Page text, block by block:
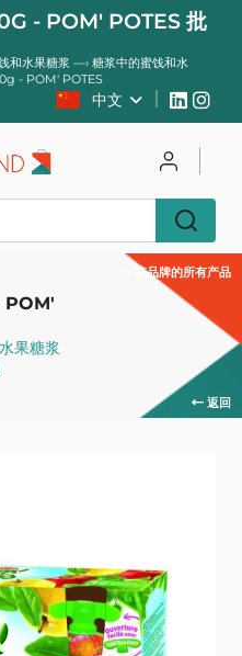
- POM' POTES 批
和水果糖浆 —› 糖浆中的蜜饯和水
- POM' POTES
中文
POM'
果糖浆
该品牌的所有产品
返回
登记